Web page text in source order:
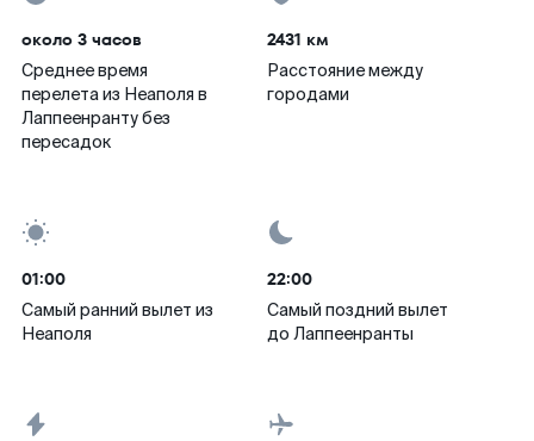
около 3 часов
Среднее время
перелета из Неаполя в
Лаппеенранту без
пересадок
2431 км
Расстояние между
городами
01:00
Самый ранний вылет из
Неаполя
22:00
Самый поздний вылет
до Лаппеенранты